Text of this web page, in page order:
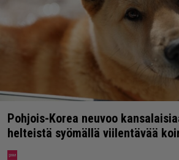
Pohjois-Korea neuvoo
helteistä syömällä viilentävää